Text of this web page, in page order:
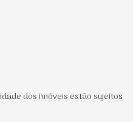
dos imóveis estão sujeitos